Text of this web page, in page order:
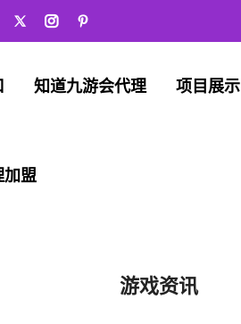
知道九游会代理 项目展示
加盟
游戏资讯